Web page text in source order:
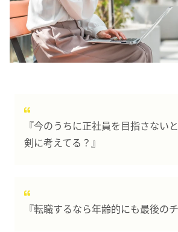
『今のうちに正社員を目指さない
剣に考えてる？』
『転職するなら年齢的にも最後の